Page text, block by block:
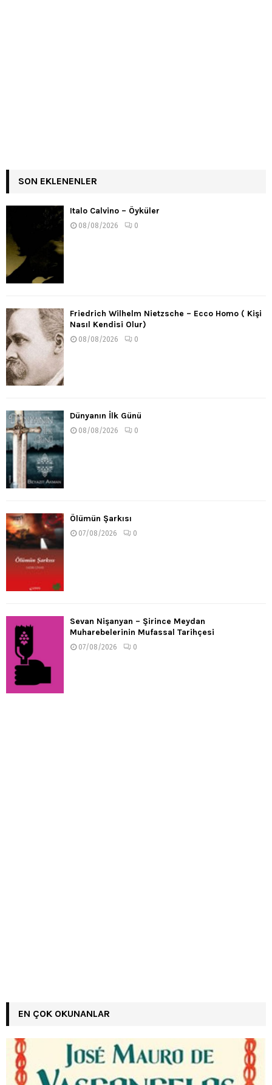
SON EKLENENLER
Italo Calvino – Öyküler
08/08/2026 0
Friedrich Wilhelm Nietzsche – Ecco Homo ( Kişi
Nasıl Kendisi Olur)
08/08/2026 0
Dünyanın İlk Günü
08/08/2026 0
Ölümün Şarkısı
07/08/2026 0
Sevan Nişanyan – Şirince Meydan
Muharebelerinin Mufassal Tarihçesi
07/08/2026 0
EN ÇOK OKUNANLAR